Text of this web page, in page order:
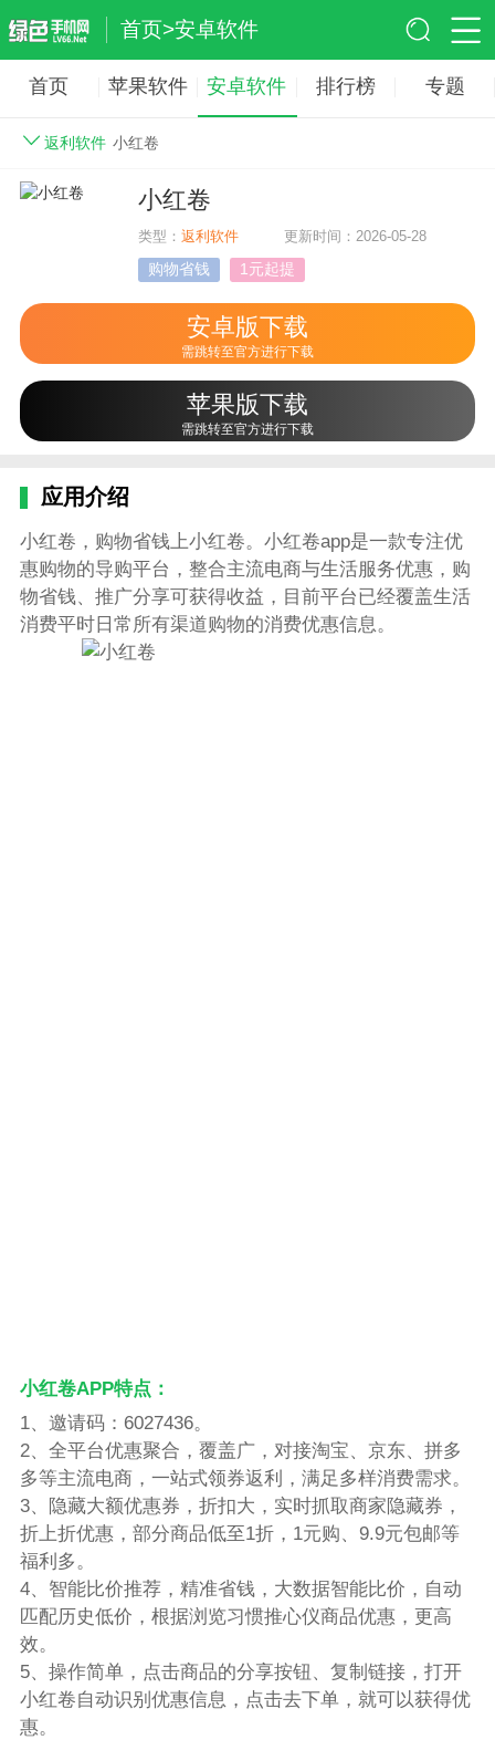
首页>安卓软件
首页 苹果软件 安卓软件 排行榜 专题
返利软件 小红卷
小红卷
类型：返利软件 更新时间：2026-05-28
购物省钱 1元起提
安卓版下载
需跳转至官方进行下载
苹果版下载
需跳转至官方进行下载
应用介绍
小红卷，购物省钱上小红卷。小红卷app是一款专注优
惠购物的导购平台，整合主流电商与生活服务优惠，购
物省钱、推广分享可获得收益，目前平台已经覆盖生活
消费平时日常所有渠道购物的消费优惠信息。
小红卷APP特点：
1、邀请码：6027436。
2、全平台优惠聚合，覆盖广，对接淘宝、京东、拼多
多等主流电商，一站式领券返利，满足多样消费需求。
3、隐藏大额优惠券，折扣大，实时抓取商家隐藏券，
折上折优惠，部分商品低至1折，1元购、9.9元包邮等
福利多。
4、智能比价推荐，精准省钱，大数据智能比价，自动
匹配历史低价，根据浏览习惯推心仪商品优惠，更高
效。
5、操作简单，点击商品的分享按钮、复制链接，打开
小红卷自动识别优惠信息，点击去下单，就可以获得优
惠。